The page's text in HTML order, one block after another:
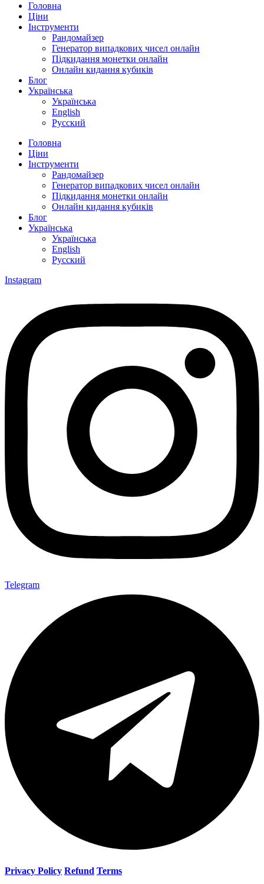
Головна
Ціни
Інструменти
Рандомайзер
Генератор випадкових чисел онлайн
Підкидання монетки онлайн
Онлайн кидання кубиків
Блог
Українська
Українська
English
Русский
Головна
Ціни
Інструменти
Рандомайзер
Генератор випадкових чисел онлайн
Підкидання монетки онлайн
Онлайн кидання кубиків
Блог
Українська
Українська
English
Русский
Instagram
Telegram
Privacy Policy Refund Terms